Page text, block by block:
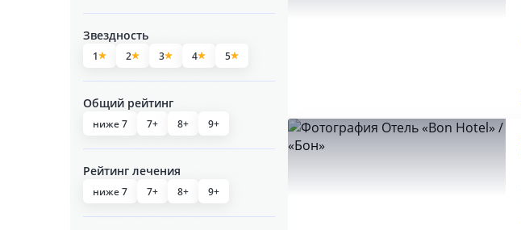
Звездность
1 2 3 4 5
Общий рейтинг
ниже 7 7+ 8+ 9+
Рейтинг лечения
ниже 7 7+ 8+ 9+